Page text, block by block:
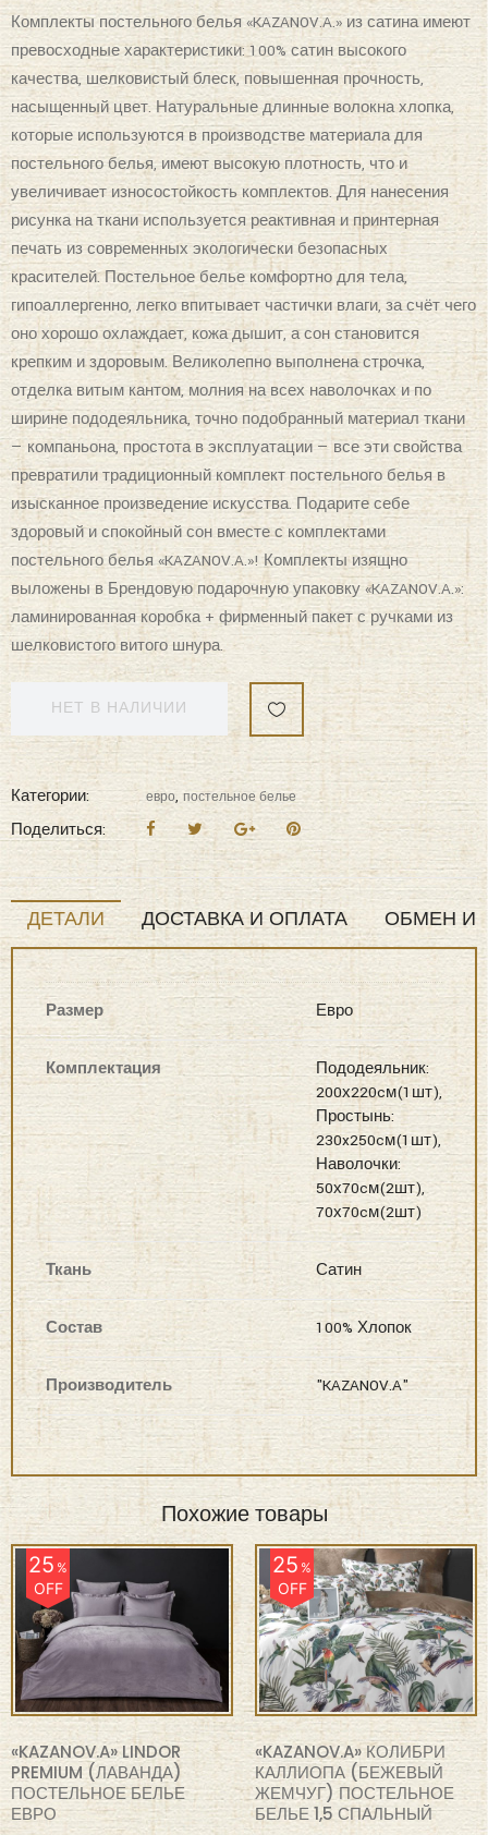
насыщенный цвет. Натуральные длинные волокна хлопка,
которые используются в производстве материала для
постельного белья, имеют высокую плотность, что и
увеличивает износостойкость комплектов. Для нанесения
рисунка на ткани используется реактивная и принтерная
печать из современных экологически безопасных
красителей. Постельное белье комфортно для тела,
гипоаллергенно, легко впитывает частички влаги, за счёт чего
оно хорошо охлаждает, кожа дышит, а сон становится
крепким и здоровым. Великолепно выполнена строчка,
отделка витым кантом, молния на всех наволочках и по
ширине пододеяльника, точно подобранный материал ткани
— компаньона, простота в эксплуатации — все эти свойства
превратили традиционный комплект постельного белья в
изысканное произведение искусства. Подарите себе
здоровый и спокойный сон вместе с комплектами
постельного белья «KAZANOV.A.»! Комплекты изящно
выложены в Брендовую подарочную упаковку «KAZANOV.A.»:
ламинированная коробка + фирменный пакет с ручками из
шелковистого витого шнура.
НЕТ В НАЛИЧИИ
Категории: евро ,постельное белье
Поделиться:
ДЕТАЛИ ДОСТАВКА И ОПЛАТА ОБМЕН И
Размер Евро
Комплектация
Пододеяльник:
200х220cм(1шт),
Простынь:
230x250cм(1шт),
Наволочки:
50х70cм(2шт),
70х70cм(2шт)
Ткань Сатин
Состав 100% Хлопок
Производитель "KAZANOV.A"
Похожие товары
25%
«KAZANOV.A» LINDOR
PREMIUM (ЛАВАНДА)
ПОСТЕЛЬНОЕ БЕЛЬЕ
ЕВРО
₽17,180 ₽12,885
25%
OFF
«KAZANOV.A» КОЛИБРИ
КАЛЛИОПА (БЕЖЕВЫЙ
ЖЕМЧУГ) ПОСТЕЛЬНОЕ
БЕЛЬЕ 1,5 СПАЛЬНЫЙ
₽15,300 ₽11,475